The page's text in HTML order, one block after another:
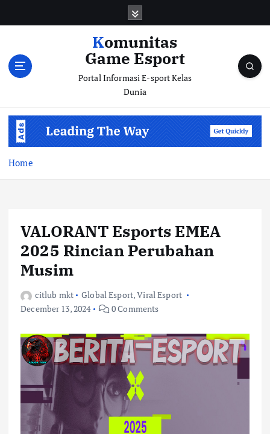
Komunitas
Game Esport
Portal Informasi E-sport Kelas
Dunia
Home
VALORANT Esports EMEA
2025 Rincian Perubahan
Musim
citlub mkt Global Esport,Viral Esport
December 13, 2024
0 Comments